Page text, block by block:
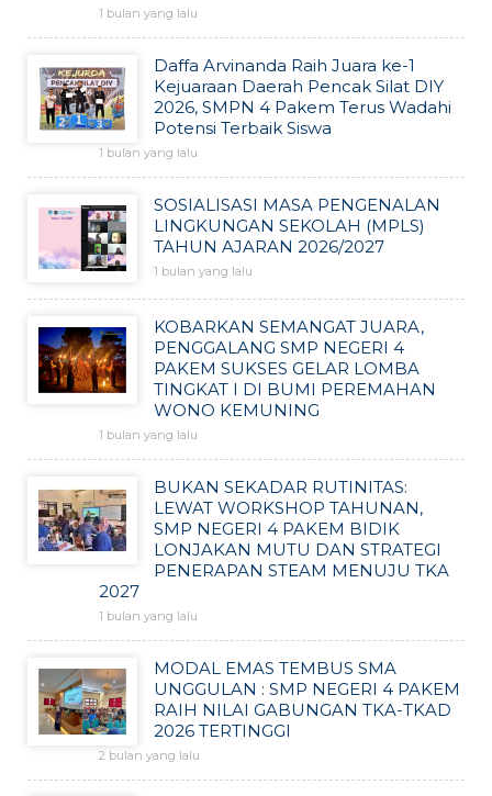
1 bulan yang lalu
Daffa Arvinanda Raih Juara ke-1
Kejuaraan Daerah Pencak Silat DIY
2026, SMPN 4 Pakem Terus Wadahi
Potensi Terbaik Siswa
1 bulan yang lalu
SOSIALISASI MASA PENGENALAN
LINGKUNGAN SEKOLAH (MPLS)
TAHUN AJARAN 2026/2027
1 bulan yang lalu
KOBARKAN SEMANGAT JUARA,
PENGGALANG SMP NEGERI 4
PAKEM SUKSES GELAR LOMBA
TINGKAT I DI BUMI PEREMAHAN
WONO KEMUNING
1 bulan yang lalu
BUKAN SEKADAR RUTINITAS:
LEWAT WORKSHOP TAHUNAN,
SMP NEGERI 4 PAKEM BIDIK
LONJAKAN MUTU DAN STRATEGI
PENERAPAN STEAM MENUJU TKA
2027
1 bulan yang lalu
MODAL EMAS TEMBUS SMA
UNGGULAN : SMP NEGERI 4 PAKEM
RAIH NILAI GABUNGAN TKA-TKAD
2026 TERTINGGI
2 bulan yang lalu